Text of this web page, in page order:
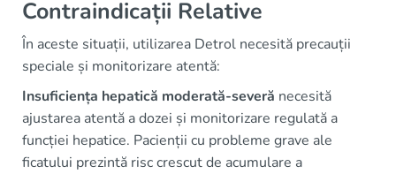
Contraindicații Relative
În aceste situații, utilizarea Detrol necesită precauții
speciale și monitorizare atentă:
Insuficiența hepatică moderată-severă necesită
ajustarea atentă a dozei și monitorizare regulată a
funcției hepatice. Pacienții cu probleme grave ale
ficatului prezintă risc crescut de acumulare a